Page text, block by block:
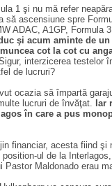
1 şi nu mă refer
să ascensiune spre
ADAC, A1GP, Formula
şi acum aminte de
cot la cot cu
interzicerea testelor
de lucruri?
ocazia să împartă
lucruri de învăţat. Iar
în care a pus
financiar, acesta fiind şi
ul de la
Pastor Maldonado erau